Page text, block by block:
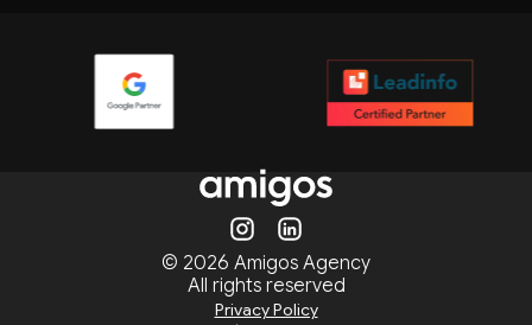
© 2026 Amigos Agency
All rights reserved
Privacy Policy